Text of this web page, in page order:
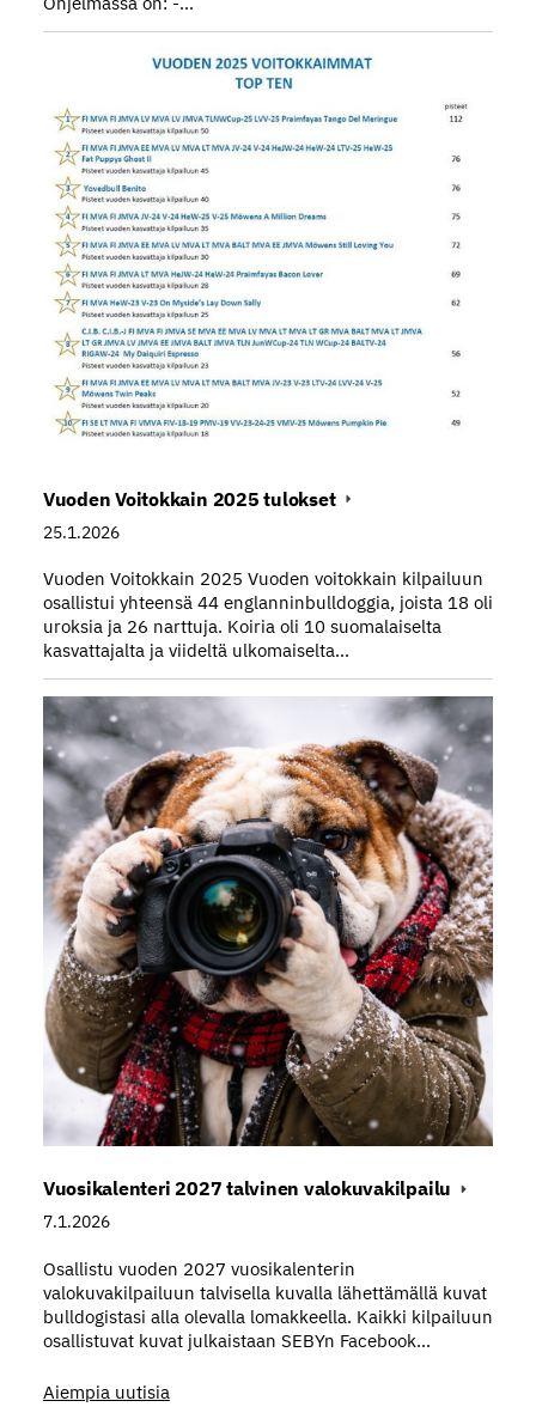
Vuoden Voitokkain 2025 tulokset
25.1.2026
Vuoden Voitokkain 2025 Vuoden voitokkain kilpailuun
osallistui yhteensä 44 englanninbulldoggia, joista 18 oli
uroksia ja 26 narttuja. Koiria oli 10 suomalaiselta
kasvattajalta ja viideltä ulkomaiselta…
Vuosikalenteri 2027 talvinen valokuvakilpailu
7.1.2026
Osallistu vuoden 2027 vuosikalenterin
valokuvakilpailuun talvisella kuvalla lähettämällä kuvat
bulldogistasi alla olevalla lomakkeella. Kaikki kilpailuun
osallistuvat kuvat julkaistaan SEBYn Facebook…
Aiempia uutisia